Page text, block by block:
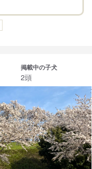
掲載中の子犬
2頭